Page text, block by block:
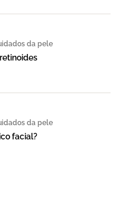
da pele
da pele
facial?